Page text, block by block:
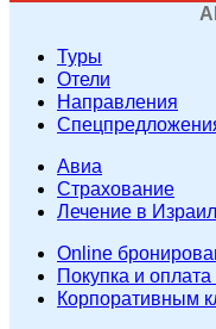
Туры
Отели
Направления
Авиа
Страхование
Лечение в
Online
Покупка и оплата
Корпоративным